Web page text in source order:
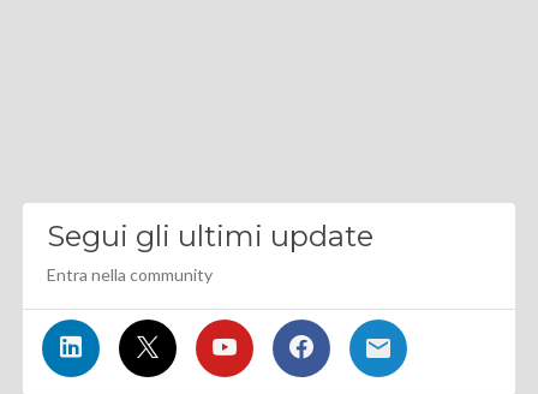
Segui gli ultimi update
Entra nella community